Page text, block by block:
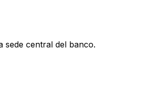
sede central del banco.